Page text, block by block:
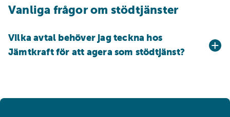
Vanliga frågor om stödtjänster
Vilka avtal behöver jag teckna hos
Jämtkraft för att agera som stödtjänst?